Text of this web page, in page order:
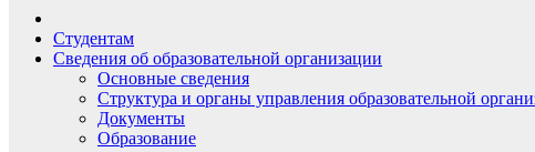
Студентам
Сведения об образовательной организации
Основные сведения
Структура и органы управления образовательной
Документы
Образование